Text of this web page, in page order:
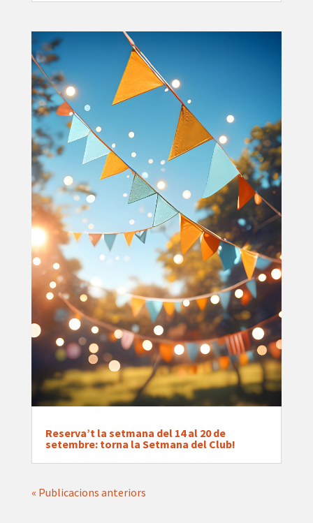
Reserva’t la setmana del 14 al 20 de
setembre: torna la Setmana del Club!
« Publicacions anteriors